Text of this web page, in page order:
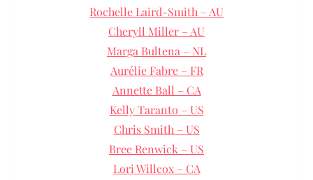
Rochelle Laird-Smith – AU
Cheryll Miller – AU
Marga Bultena – NL
Aurélie Fabre – FR
Annette Ball – CA
Kelly Taranto – US
Chris Smith – US
Bree Renwick – US
Lori Willcox – CA